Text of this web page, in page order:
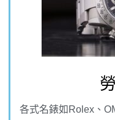
各式名錶如Rolex、